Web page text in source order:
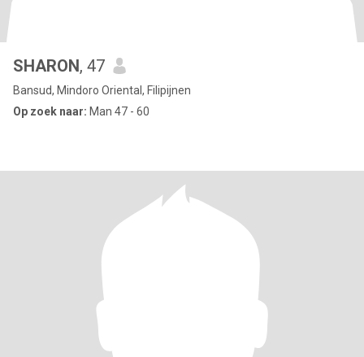
SHARON, 47
Bansud, Mindoro Oriental, Filipijnen
Op zoek naar: Man 47 - 60